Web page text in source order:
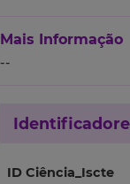
Mais Informação
--
ID Ciência_Iscte